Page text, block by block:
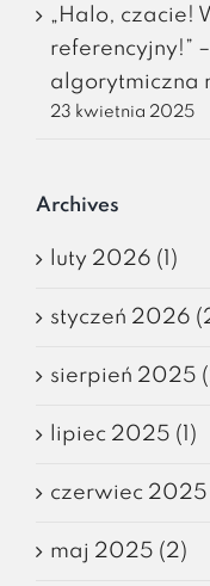
„Halo, czacie!
referencyjny!”
algorytmiczna
23 kwietnia 2025
Archives
luty 2026 (1)
styczeń 2026
sierpień 2025
lipiec 2025 (1)
czerwiec 2025
maj 2025 (2)